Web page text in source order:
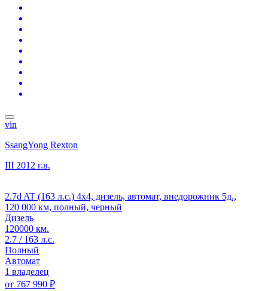
vin
SsangYong Rexton
III 2012 г.в.
2.7d AT (163 л.с.) 4x4, дизель, автомат, внедорожник 5д.,
120 000 км, полный, черный
Дизель
120000 км.
2.7 / 163 л.с.
Полный
Автомат
1 владелец
от 767 990 ₽